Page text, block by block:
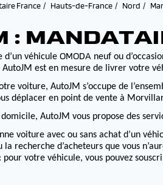
France Hauts-de-France Nord
:
d’un véhicule OMODA neuf ou
AutoJM est en mesure de livrer votre
voiture, AutoJM s’occupe de
déplacer en point de vente à
AutoJM vous propose des
voiture avec ou sans achat d’un
recherche d’acheteurs que vous
pour votre véhicule, vous pouvez